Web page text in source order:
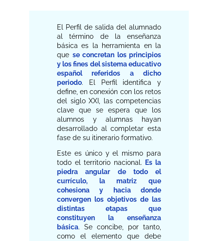
El Perfil de salida del alumnado
al término de la enseñanza
básica es la herramienta en la
que se concretan los principios
y los fines del sistema educativo
español referidos a dicho
periodo. El Perfil identifica y
define, en conexión con los retos
del siglo XXI, las competencias
clave que se espera que los
alumnos y alumnas hayan
desarrollado al completar esta
fase de su itinerario formativo.
Este es único y el mismo para
todo el territorio nacional.
Es la
piedra angular de todo el
currículo, la matriz que
cohesiona y hacia donde
convergen los objetivos de las
distintas etapas que
constituyen la enseñanza
básica. Se concibe, por tanto,
como el elemento que debe